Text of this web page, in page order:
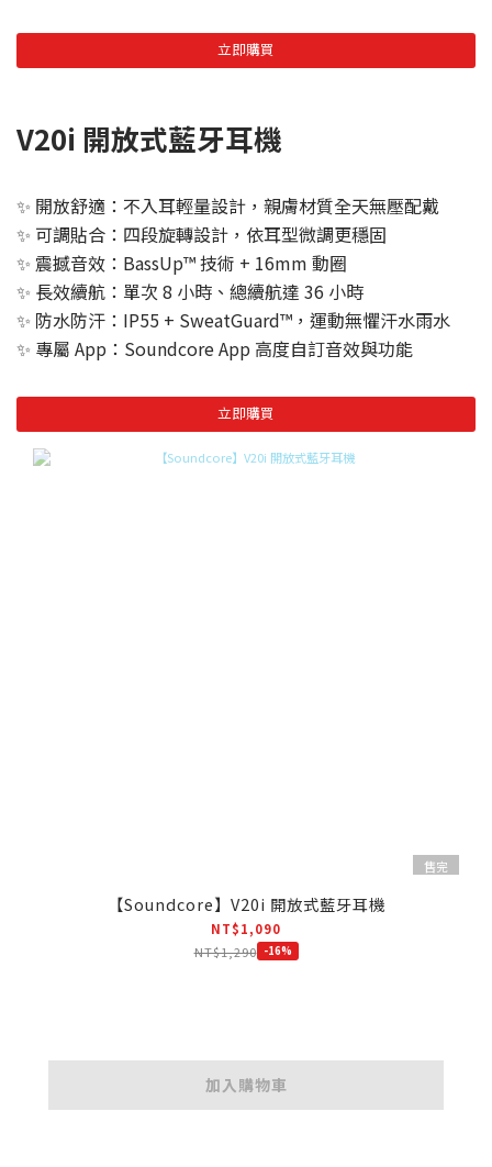
立即購買
V20i 開放式藍牙耳機
✨​ 開放舒適：不入耳輕量設計，親膚材質全天無壓配戴
✨​ 可調貼合：四段旋轉設計，依耳型微調更穩固
✨​ 震撼音效：BassUp™ 技術 + 16mm 動圈
✨​ 長效續航：單次 8 小時、總續航達 36 小時
✨​ 防水防汗：IP55 + SweatGuard™，運動無懼汗水雨水
✨​ 專屬 App：Soundcore App 高度自訂音效與功能
立即購買
售完
【Soundcore】V20i 開放式藍牙耳機
NT$1,090
NT$1,290 -16%
加入購物車